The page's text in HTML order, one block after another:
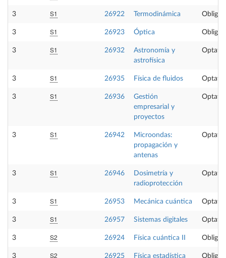
3 S1 26922 Termodinámica
3 S1 26923 Óptica
3 S1 26932
Astronomía y
astrofísica
3 S1 26935 Física de fluidos
3 S1 26936
Gestión
empresarial y
proyectos
3 S1 26942
Microondas:
propagación y
antenas
3 S1 26946
Dosimetría y
radioprotección
3 S1 26953 Mecánica cuántica
3 S1 26957 Sistemas digitales
3 S2 26924 Física cuántica II
3 S2 26925 Física estadística